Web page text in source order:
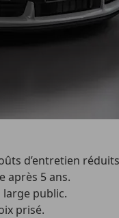
d’entretien
après 5 ans.
large public.
prisé.